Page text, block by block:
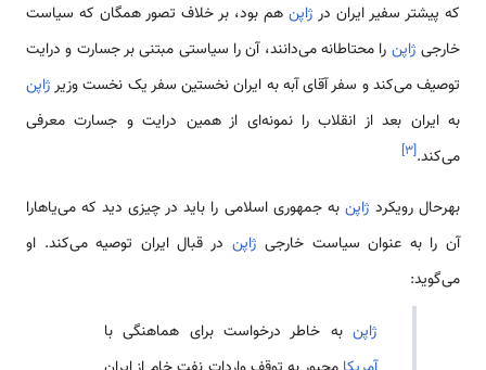
که پیشتر سفیر ایران در ژاپن هم بود، بر خلاف تصور همگان که سیاست
خارجی ژاپن را محتاطانه می‌دانند، آن را سیاستی مبتنی بر جسارت و درایت
توصیف می‌کند و سفر آقای آبه به ایران نخستین سفر یک نخست وزیرژاپن
به ایران بعد از انقلاب را نمونه‌ای از همین درایت و جسارت معرفی
می‌کند.[۳]
بهرحال رویکرد ژاپن به جمهوری اسلامی را باید در چیزی دید که می‌یاهارا
آن را به عنوان سیاست خارجی ژاپن در قبال ایران توصیه می‌کند. او
می‌گوید:
ژاپن به خاطر درخواست برای هماهنگی با